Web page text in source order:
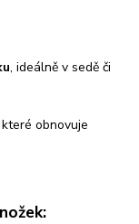
, ideálně v sedě či
obnovuje